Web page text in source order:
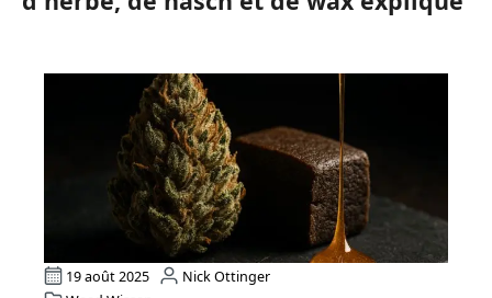
19 août 2025
Nick Ottinger